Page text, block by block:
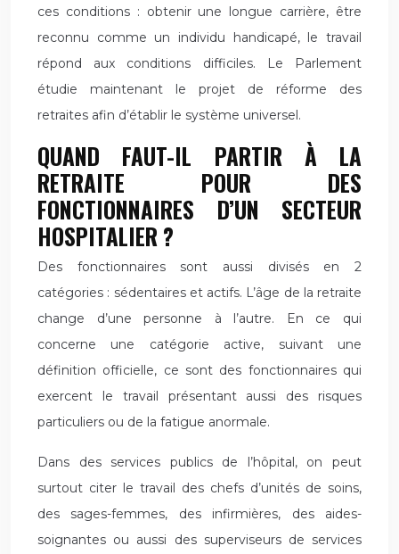
ces conditions : obtenir une longue carrière, être
reconnu comme un individu handicapé, le travail
répond aux conditions difficiles. Le Parlement
étudie maintenant le projet de réforme des
retraites afin d’établir le système universel.
QUAND FAUT-IL PARTIR À LA
RETRAITE POUR DES
FONCTIONNAIRES D’UN SECTEUR
HOSPITALIER ?
Des fonctionnaires sont aussi divisés en 2
catégories : sédentaires et actifs. L’âge de la retraite
change d’une personne à l’autre. En ce qui
concerne une catégorie active, suivant une
définition officielle, ce sont des fonctionnaires qui
exercent le travail présentant aussi des risques
particuliers ou de la fatigue anormale.
Dans des services publics de l’hôpital, on peut
surtout citer le travail des chefs d’unités de soins,
des sages-femmes, des infirmières, des aides-
soignantes ou aussi des superviseurs de services